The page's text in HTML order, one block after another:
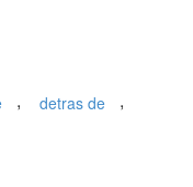
, detras de ,